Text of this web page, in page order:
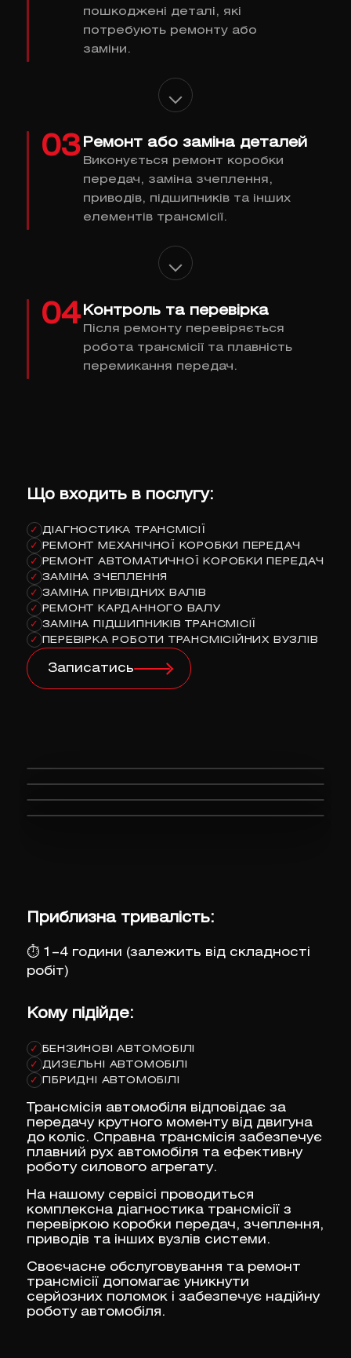
пошкоджені деталі, які
потребують ремонту або
заміни.
03 Ремонт або заміна деталей
Виконується ремонт коробки
передач, заміна зчеплення,
приводів, підшипників та інших
елементів трансмісії.
04 Контроль та перевірка
Після ремонту перевіряється
робота трансмісії та плавність
перемикання передач.
Що входить в послугу:
✓ ДІАГНОСТИКА ТРАНСМІСІЇ
✓ РЕМОНТ МЕХАНІЧНОЇ КОРОБКИ ПЕРЕДАЧ
✓ РЕМОНТ АВТОМАТИЧНОЇ КОРОБКИ ПЕРЕДАЧ
✓ ЗАМІНА ЗЧЕПЛЕННЯ
✓ ЗАМІНА ПРИВІДНИХ ВАЛІВ
✓ РЕМОНТ КАРДАННОГО ВАЛУ
✓ ЗАМІНА ПІДШИПНИКІВ ТРАНСМІСІЇ
✓ ПЕРЕВІРКА РОБОТИ ТРАНСМІСІЙНИХ ВУЗЛІВ
Записатись
Приблизна тривалість:
⏱ 1–4 години (залежить від складності
робіт)
Кому підійде:
✓ БЕНЗИНОВІ АВТОМОБІЛІ
✓ ДИЗЕЛЬНІ АВТОМОБІЛІ
✓ ГІБРИДНІ АВТОМОБІЛІ
Трансмісія автомобіля відповідає за
передачу крутного моменту від двигуна
до коліс. Справна трансмісія забезпечує
плавний рух автомобіля та ефективну
роботу силового агрегату.
На нашому сервісі проводиться
комплексна діагностика трансмісії з
перевіркою коробки передач, зчеплення,
приводів та інших вузлів системи.
Своєчасне обслуговування та ремонт
трансмісії допомагає уникнути
серйозних поломок і забезпечує надійну
роботу автомобіля.